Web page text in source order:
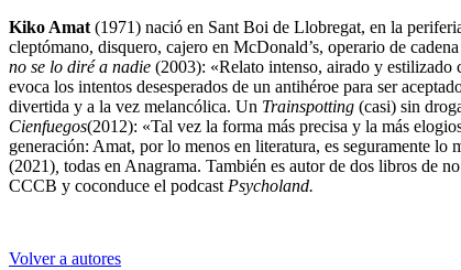
Kiko Amat (1971) nació en Sant Boi de Llobregat, en la
cleptómano, disquero, cajero en McDonald’s, operario de
no se lo diré a nadie (2003): «Relato intenso, airado y
evoca los intentos desesperados de un antihéroe para ser
divertida y a la vez melancólica. Un Trainspotting (casi) sin
Cienfuegos(2012): «Tal vez la forma más precisa y la más
generación: Amat, por lo menos en literatura, es seguramente lo
(2021) todas en Anagrama. También es autor de dos libros de
CCCB y coconduce el podcast Psycholand.
Volver a autores